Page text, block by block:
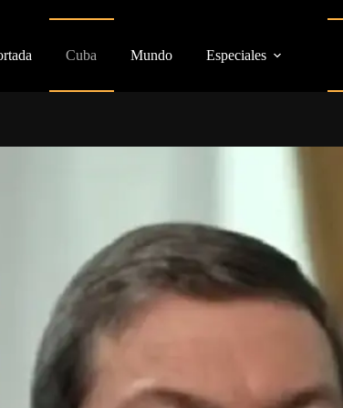
Cuba Mundo Especiales